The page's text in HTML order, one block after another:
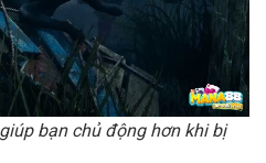
bạn chủ động hơn khi bị